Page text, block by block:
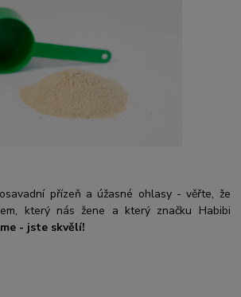
přízeň a úžasné ohlasy - věřte, že
který nás žene a který značku Habibi
- jste skvělí!